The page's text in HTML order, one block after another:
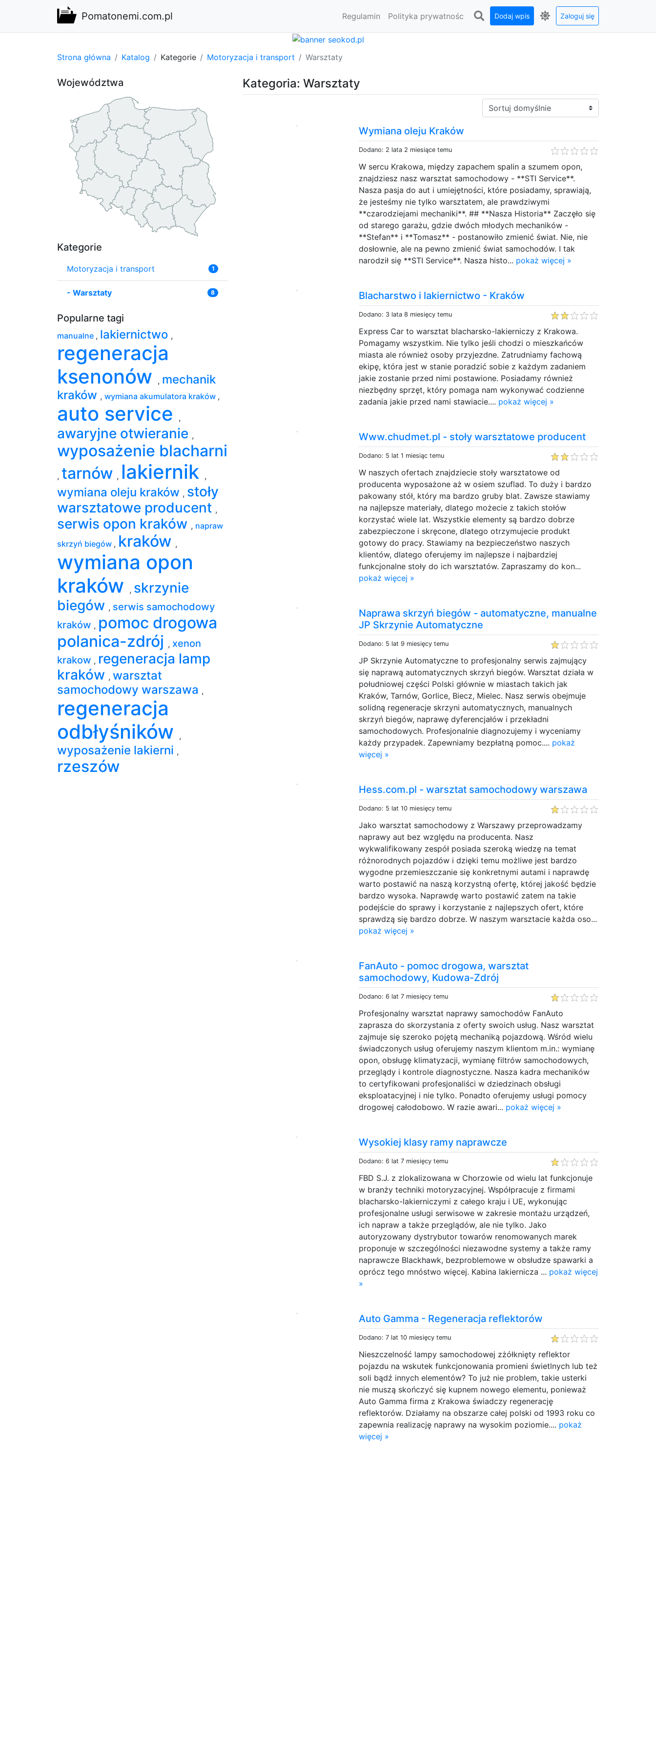
Pomatonemi.com.pl Regulamin Polityka prywatnośc Dodaj wpis Zaloguj się
Strona główna Katalog Kategorie Motoryzacja i transport Warsztaty
Kategoria: Warsztaty
Sortuj:
Wymiana oleju Kraków
Dodano: 2 lata 2 miesiące temu
W sercu Krakowa, między zapachem spalin a szumem opon,
znajdziesz nasz warsztat samochodowy - **STI Service**.
Nasza pasja do aut i umiejętności, które posiadamy, sprawiają,
że jesteśmy nie tylko warsztatem, ale prawdziwymi
**czarodziejami mechaniki**. ## **Nasza Historia** Zaczęło się
od starego garażu, gdzie dwóch młodych mechaników -
**Stefan** i **Tomasz** - postanowiło zmienić świat. Nie, nie
dosłownie, ale na pewno zmienić świat samochodów. I tak
narodził się **STI Service**. Nasza histo... pokaż więcej »
Blacharstwo i lakiernictwo - Kraków
Dodano: 3 lata 8 miesięcy temu
Express Car to warsztat blacharsko-lakierniczy z Krakowa.
Pomagamy wszystkim. Nie tylko jeśli chodzi o mieszkańców
miasta ale również osoby przyjezdne. Zatrudniamy fachową
ekipę, która jest w stanie poradzić sobie z każdym zadaniem
jakie zostanie przed nimi postawione. Posiadamy również
niezbędny sprzęt, który pomaga nam wykonywać codzienne
zadania jakie przed nami stawiacie.... pokaż więcej »
Www.chudmet.pl - stoły warsztatowe producent
Dodano: 5 lat 1 miesiąc temu
W naszych ofertach znajdziecie stoły warsztatowe od
producenta wyposażone aż w osiem szuflad. To duży i bardzo
pakowany stół, który ma bardzo gruby blat. Zawsze stawiamy
na najlepsze materiały, dlatego możecie z takich stołów
korzystać wiele lat. Wszystkie elementy są bardzo dobrze
zabezpieczone i skręcone, dlatego otrzymujecie produkt
gotowy do pracy. Stawiamy na bezpieczeństwo naszych
klientów, dlatego oferujemy im najlepsze i najbardziej
funkcjonalne stoły do ich warsztatów. Zapraszamy do kon...
pokaż więcej »
Naprawa skrzyń biegów - automatyczne, manualne
JP Skrzynie Automatyczne
Dodano: 5 lat 9 miesięcy temu
JP Skrzynie Automatyczne to profesjonalny serwis zajmujący
się naprawą automatycznych skrzyń biegów. Warsztat działa w
południowej części Polski głównie w miastach takich jak
Kraków, Tarnów, Gorlice, Biecz, Mielec. Nasz serwis obejmuje
solidną regeneracje skrzyni automatycznych, manualnych
skrzyń biegów, naprawę dyferencjałów i przekładni
samochodowych. Profesjonalnie diagnozujemy i wyceniamy
każdy przypadek. Zapewniamy bezpłatną pomoc.... pokaż
więcej »
Hess.com.pl - warsztat samochodowy warszawa
Dodano: 5 lat 10 miesięcy temu
Jako warsztat samochodowy z Warszawy przeprowadzamy
naprawy aut bez względu na producenta. Nasz
wykwalifikowany zespół posiada szeroką wiedzę na temat
różnorodnych pojazdów i dzięki temu możliwe jest bardzo
wygodne przemieszczanie się konkretnymi autami i naprawdę
warto postawić na naszą korzystną ofertę, której jakość będzie
bardzo wysoka. Naprawdę warto postawić zatem na takie
podejście do sprawy i korzystanie z najlepszych ofert, które
sprawdzą się bardzo dobrze. W naszym warsztacie każda oso...
pokaż więcej »
FanAuto - pomoc drogowa, warsztat
samochodowy, Kudowa-Zdrój
Dodano: 6 lat 7 miesięcy temu
Profesjonalny warsztat naprawy samochodów FanAuto
zaprasza do skorzystania z oferty swoich usług. Nasz warsztat
zajmuje się szeroko pojętą mechaniką pojazdową. Wśród wielu
świadczonych usług oferujemy naszym klientom m.in.: wymianę
opon, obsługę klimatyzacji, wymianę filtrów samochodowych,
przeglądy i kontrole diagnostyczne. Nasza kadra mechaników
to certyfikowani profesjonaliści w dziedzinach obsługi
eksploatacyjnej i nie tylko. Ponadto oferujemy usługi pomocy
drogowej całodobowo. W razie awari... pokaż więcej »
Wysokiej klasy ramy naprawcze
Dodano: 6 lat 7 miesięcy temu
FBD S.J. z zlokalizowana w Chorzowie od wielu lat funkcjonuje
w branży techniki motoryzacyjnej. Współpracuje z firmami
blacharsko-lakierniczymi z całego kraju i UE, wykonując
profesjonalne usługi serwisowe w zakresie montażu urządzeń,
ich napraw a także przeglądów, ale nie tylko. Jako
autoryzowany dystrybutor towarów renomowanych marek
proponuje w szczególności niezawodne systemy a także ramy
naprawcze Blackhawk, bezproblemowe w obsłudze spawarki a
oprócz tego mnóstwo więcej. Kabina lakiernicza ... pokaż więcej
»
Auto Gamma - Regeneracja reflektorów
Dodano: 7 lat 10 miesięcy temu
Nieszczelność lampy samochodowej zżółknięty reflektor
pojazdu na wskutek funkcjonowania promieni świetlnych lub też
soli bądź innych elementów? To już nie problem, takie usterki
nie muszą skończyć się kupnem nowego elementu, ponieważ
Auto Gamma firma z Krakowa świadczy regenerację
reflektorów. Działamy na obszarze całej polski od 1993 roku co
zapewnia realizację naprawy na wysokim poziomie.... pokaż
więcej »
Województwa
Kategorie
Motoryzacja i transport 1
- Warsztaty 8
Popularne tagi
manualne , lakiernictwo ,
regeneracja
ksenonów
, mechanik
kraków , wymiana akumulatora kraków ,
auto service ,
awaryjne otwieranie ,
wyposażenie blacharni
, tarnów , lakiernik ,
wymiana oleju kraków , stoły
warsztatowe producent ,
serwis opon kraków , napraw
skrzyń biegów , kraków ,
wymiana opon
kraków
, skrzynie
biegów , serwis samochodowy
kraków , pomoc drogowa
polanica-zdrój , xenon
krakow , regeneracja lamp
kraków , warsztat
samochodowy warszawa ,
regeneracja
odbłyśników
,
wyposażenie lakierni ,
rzeszów